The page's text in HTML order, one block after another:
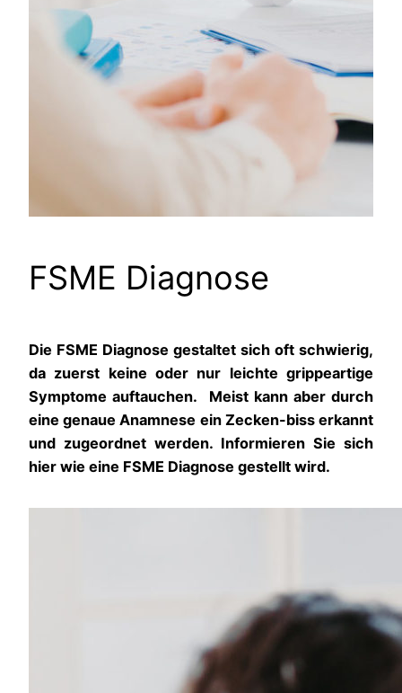
FSME Diagnose
Die FSME Diagnose gestaltet sich oft schwierig,
da zuerst keine oder nur leichte grippeartige
Symptome auftauchen. Meist kann aber durch
eine genaue Anamnese ein Zecken-biss erkannt
und zugeordnet werden. Informieren Sie sich
hier wie eine FSME Diagnose gestellt wird.